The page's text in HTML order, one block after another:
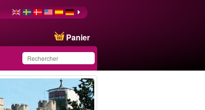
Panier
Ce produit a été
sauvegardé dans votre
liste.